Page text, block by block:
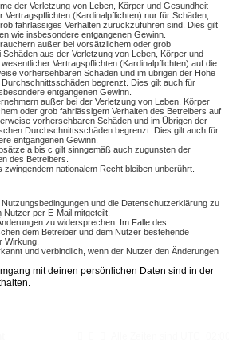
der Verletzung von Leben, Körper und Gesundheit
Vertragspflichten (Kardinalpflichten) nur für Schäden,
fahrlässiges Verhalten zurückzuführen sind. Dies gilt
wie insbesondere entgangenen Gewinn.
außer bei vorsätzlichem oder grob
aus der Verletzung von Leben, Körper und
Vertragspflichten (Kardinalpflichten) auf die
vorhersehbaren Schäden und im übrigen der Höhe
begrenzt. Dies gilt auch für
entgangenen Gewinn.
außer bei der Verletzung von Leben, Körper
oder grob fahrlässigem Verhalten des Betreibers auf
vorhersehbaren Schäden und im Übrigen der
Durchschnittsschäden begrenzt. Dies gilt auch für
entgangenen Gewinn.
a bis c gilt sinngemäß auch zugunsten der
des Betreibers.
nationalem Recht bleiben unberührt.
und die Datenschutzerklärung zu
per E-Mail mitgeteilt.
zu widersprechen. Im Falle des
dem Betreiber und dem Nutzer bestehende
Wirkung.
und verbindlich, wenn der Nutzer den Änderungen
mit deinen persönlichen Daten sind in der